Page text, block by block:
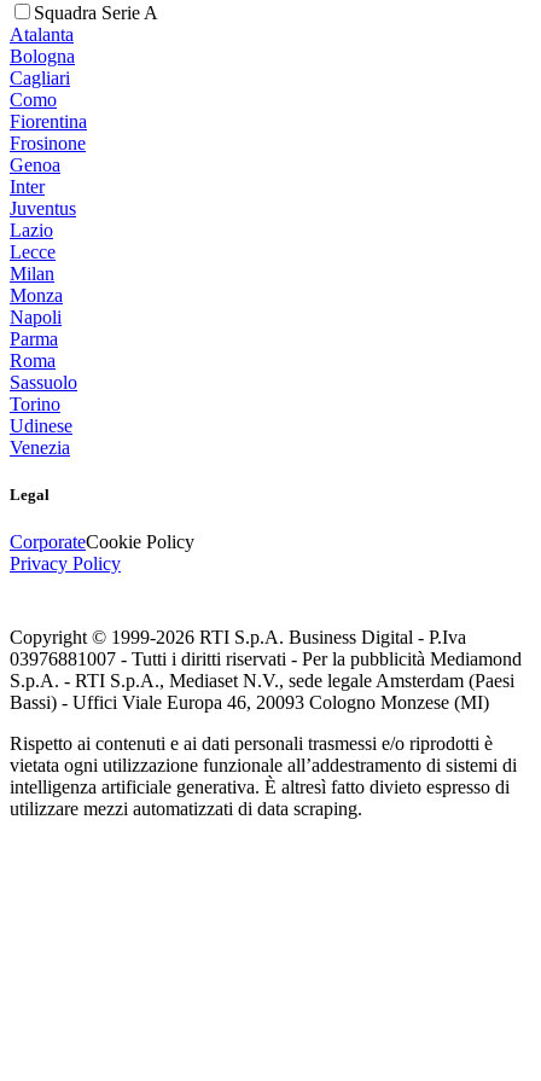
Squadra Serie A
Atalanta
Bologna
Cagliari
Como
Fiorentina
Frosinone
Genoa
Inter
Juventus
Lazio
Lecce
Milan
Monza
Napoli
Parma
Roma
Sassuolo
Torino
Udinese
Venezia
Legal
CorporateCookie Policy
Privacy Policy
Copyright © 1999-2026 RTI S.p.A. Business Digital - P.Iva
03976881007 - Tutti i diritti riservati - Per la pubblicità Mediamond
S.p.A. - RTI S.p.A., Mediaset N.V., sede legale Amsterdam (Paesi
Bassi) - Uffici Viale Europa 46, 20093 Cologno Monzese (MI)
Rispetto ai contenuti e ai dati personali trasmessi e/o riprodotti è
vietata ogni utilizzazione funzionale all’addestramento di sistemi di
intelligenza artificiale generativa. È altresì fatto divieto espresso di
utilizzare mezzi automatizzati di data scraping.